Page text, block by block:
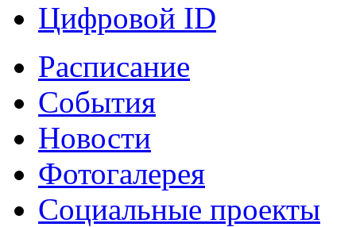
Цифровой ID
Расписание
События
Новости
Фотогалерея
Социальные проекты